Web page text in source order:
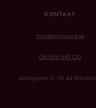
KONTAKT
info@enjoywine.se
08-556 947 00
Alsnögatan 11, 116 44